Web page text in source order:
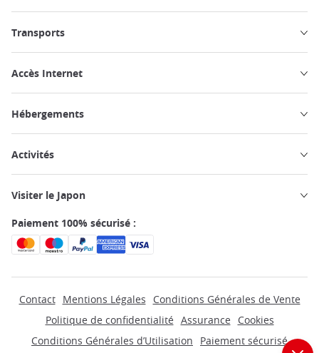
Transports
Accès Internet
Hébergements
Activités
Visiter le Japon
Paiement 100% sécurisé :
Contact Mentions Légales
Conditions Générales de Vente
Politique de confidentialité Assurance
Cookies
Conditions Générales d’Utilisation
Paiement sécurisé